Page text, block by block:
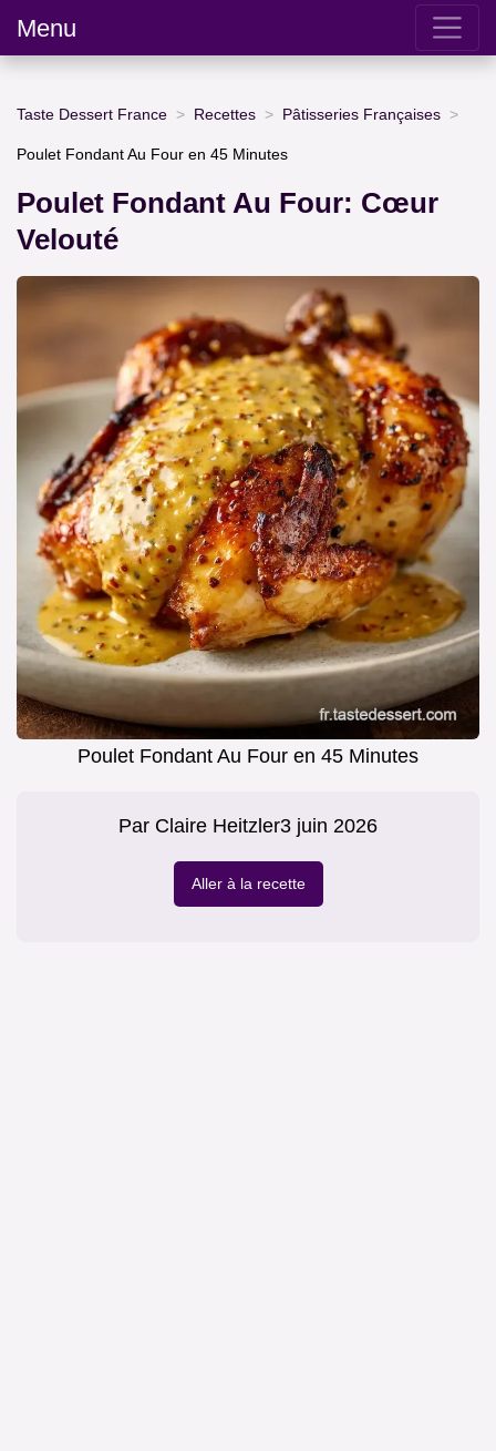
Menu
Taste Dessert France Recettes Pâtisseries Françaises
Poulet Fondant Au Four en 45 Minutes
Poulet Fondant Au Four: Cœur
Velouté
Poulet Fondant Au Four en 45 Minutes
Par Claire Heitzler3 juin 2026
Aller à la recette